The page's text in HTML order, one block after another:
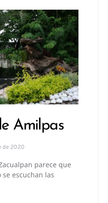
Amilpas
de 2020
parece que
escuchan las